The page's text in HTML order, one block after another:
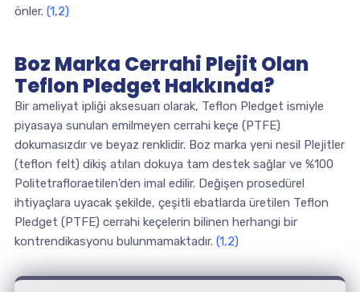
önler. (1,2)
Boz Marka Cerrahi Plejit Olan
Teflon Pledget Hakkında?
Bir ameliyat ipliği aksesuarı olarak, Teflon Pledget ismiyle
piyasaya sunulan emilmeyen cerrahi keçe (PTFE)
dokumasızdır ve beyaz renklidir. Boz marka yeni nesil Plejitler
(teflon felt) dikiş atılan dokuya tam destek sağlar ve %100
Politetrafloraetilen’den imal edilir. Değişen prosedürel
ihtiyaçlara uyacak şekilde, çeşitli ebatlarda üretilen Teflon
Pledget (PTFE) cerrahi keçelerin bilinen herhangi bir
kontrendikasyonu bulunmamaktadır. (1,2)